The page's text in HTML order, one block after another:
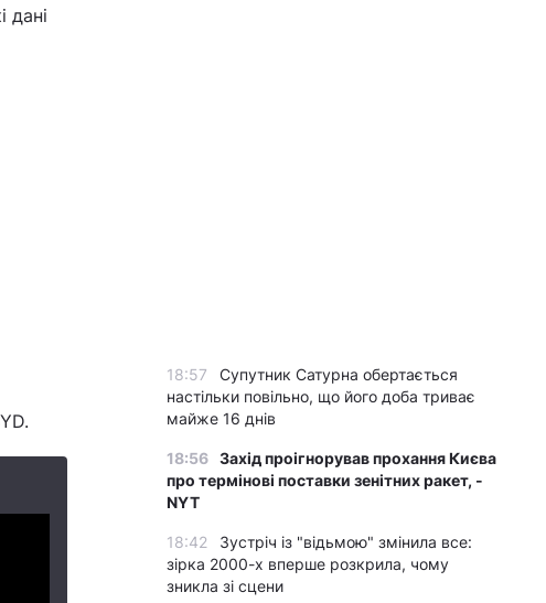
дані
18:57
Супутник Сатурна обертається
настільки повільно, що його доба триває
майже 16 днів
18:56 Захід проігнорував прохання Києва
про термінові поставки зенітних ракет, -
NYT
18:42
Зустріч із "відьмою" змінила все:
зірка 2000-х вперше розкрила, чому
зникла зі сцени